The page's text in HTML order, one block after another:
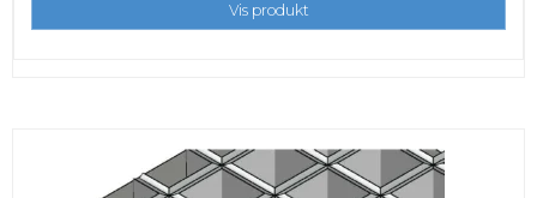
Vis produkt